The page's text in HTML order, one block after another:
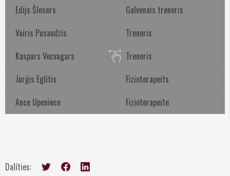
Edijs Šlesers
Galvenais treneris
Vairis Pusaudzis
Treneris
Kaspars Vecvagars
Treneris
Jurģis Eglītis
Fizioterapeits
Ance Upeniece
Fizioterapeite
Dalīties: